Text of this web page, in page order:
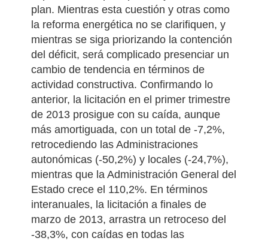
plan. Mientras esta cuestión y otras como
la reforma energética no se clarifiquen, y
mientras se siga priorizando la contención
del déficit, será complicado presenciar un
cambio de tendencia en términos de
actividad constructiva. Confirmando lo
anterior, la licitación en el primer trimestre
de 2013 prosigue con su caída, aunque
más amortiguada, con un total de -7,2%,
retrocediendo las Administraciones
autonómicas (-50,2%) y locales (-24,7%),
mientras que la Administración General del
Estado crece el 110,2%. En términos
interanuales, la licitación a finales de
marzo de 2013, arrastra un retroceso del
-38,3%, con caídas en todas las